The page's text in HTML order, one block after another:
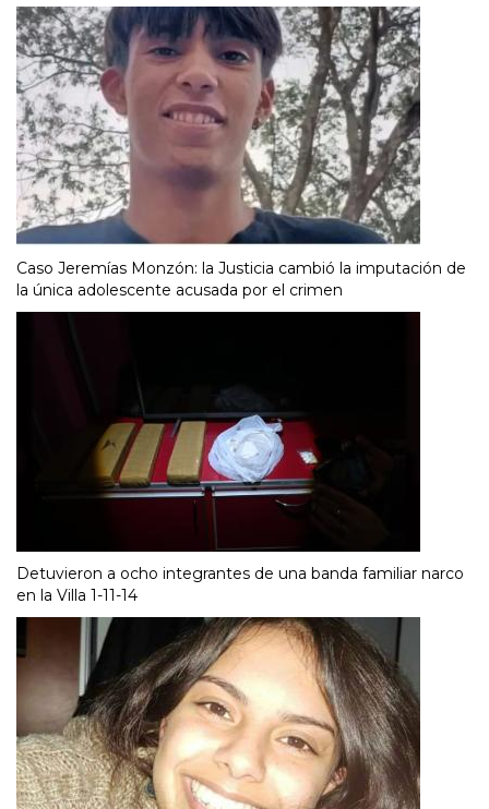
Caso Jeremías Monzón: la Justicia cambió la imputación de
la única adolescente acusada por el crimen
Detuvieron a ocho integrantes de una banda familiar narco
en la Villa 1-11-14